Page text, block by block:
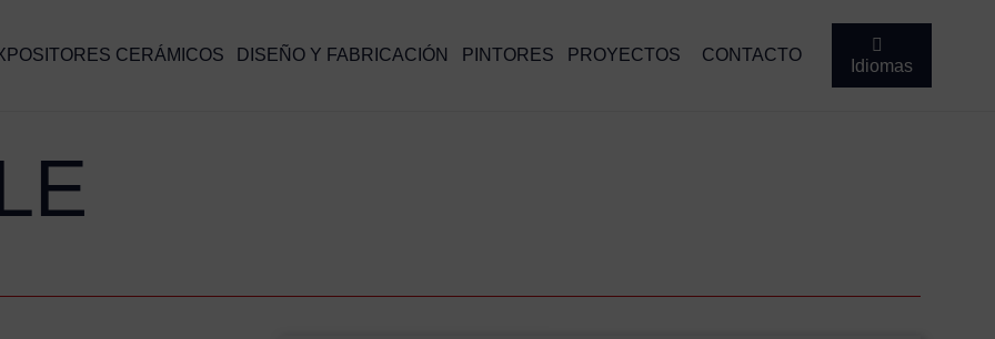
CERÁMICOS DISEÑO Y FABRICACIÓN PINTORES PROYECTOS CONTACTO
Idiomas